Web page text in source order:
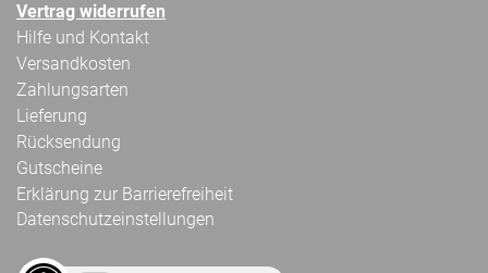
Vertrag widerrufen
Hilfe und Kontakt
Versandkosten
Zahlungsarten
Lieferung
Rücksendung
Gutscheine
Erklärung zur Barrierefreiheit
Datenschutzeinstellungen